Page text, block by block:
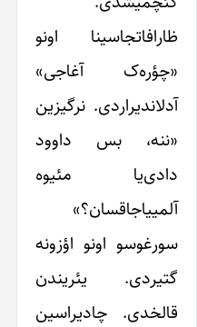
ظارافاتجاسینا اونو
«چؤره‌ک آغاجی»
آدلاندیراردی. نرگیزین
«ننه، بس داوود
دادی‌یا مئیوه
آلمییاجاقسان؟»
سورغوسو اونو اؤزونه
گتیردی. یئریندن
قالخدی. چادیراسین